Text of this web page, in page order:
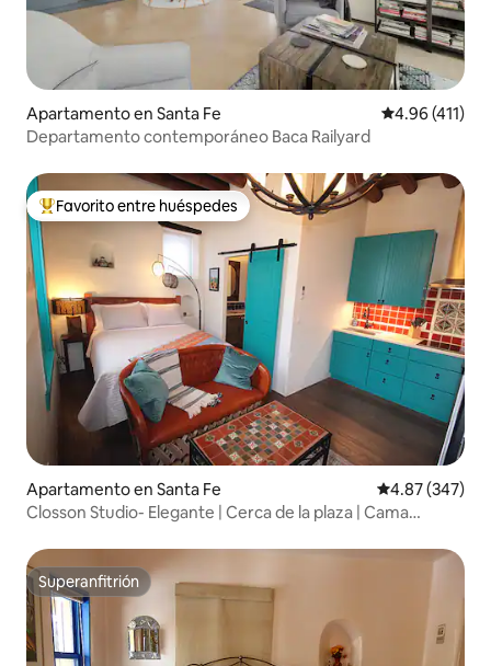
Apartamento en Santa Fe Calificación
4.96 (411)
Departamento contemporáneo Baca Railyard
Favorito entre huéspedes preferido
Favorito entre huéspedes
Apartamento en Santa Fe Calificación
4.87 (347)
Closson Studio- Elegante | Cerca de la plaza | Cama
Superanfitrión
Superanfitrión